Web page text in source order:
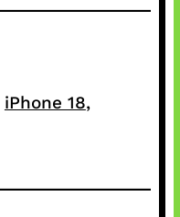
iPhone 18 ,